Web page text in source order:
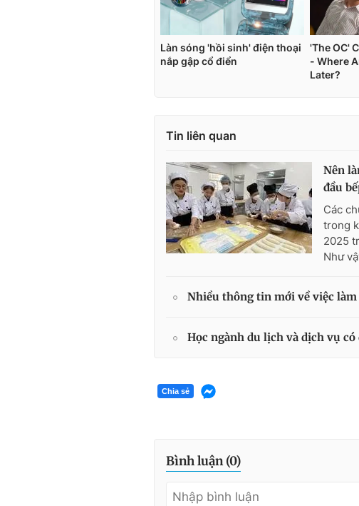
Tin liên quan
Nên
đầu
Các
trong
2025
Như
Nhiều thông tin mới về việc
Học ngành du lịch và dịch vụ
Chia sẻ
Bình luận (0)